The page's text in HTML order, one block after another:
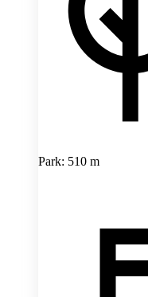
Park: 510 m